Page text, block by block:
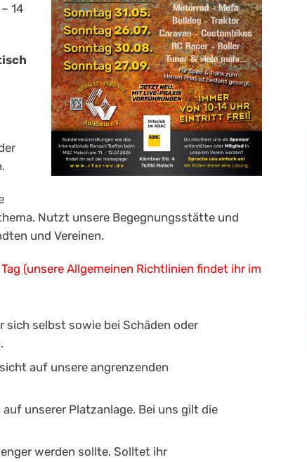
14
Nutzt unsere Begegnungsstätte und
und Vereinen.
(unsere Allgemeinen Richtlinien findet ihr im
selbst sowie bei Schäden oder
auf unsere angrenzenden
unserer Platzanlage. Bei uns gilt die
werden sollte. Solltet ihr